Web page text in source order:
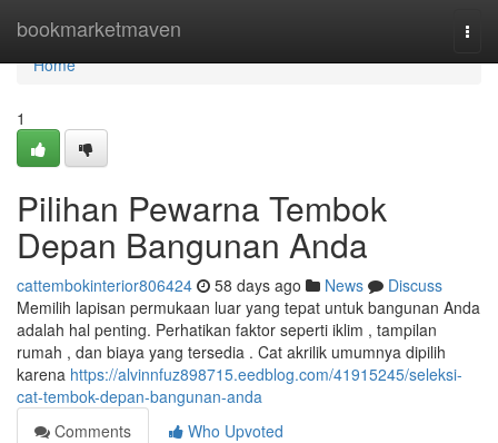
bookmarketmaven
Home
Home
1
Pilihan Pewarna Tembok
Depan Bangunan Anda
cattembokinterior806424 58 days ago News
Discuss
Memilih lapisan permukaan luar yang tepat untuk bangunan Anda
adalah hal penting. Perhatikan faktor seperti iklim , tampilan
rumah , dan biaya yang tersedia . Cat akrilik umumnya dipilih
karena https://alvinnfuz898715.eedblog.com/41915245/seleksi-
cat-tembok-depan-bangunan-anda
Comments
Who Upvoted